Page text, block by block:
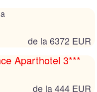
de la 6372 EUR
Aparthotel 3***
de la 444 EUR